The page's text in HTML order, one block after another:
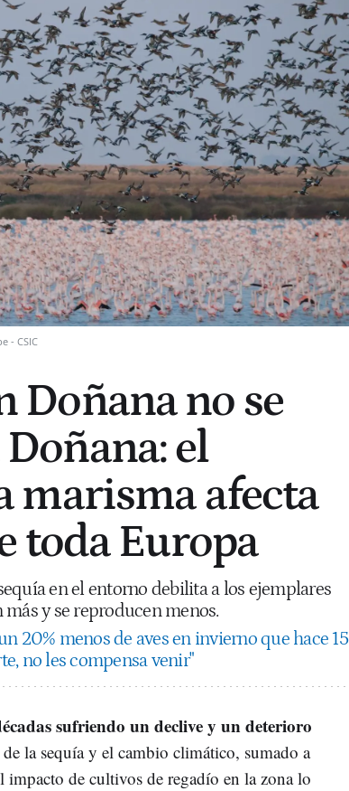
- CSIC
Doñana no se
el
marisma afecta
toda Europa
en el entorno debilita a los ejemplares
y se reproducen menos.
20% menos de aves en invierno que hace 15
no les compensa venir"
sufriendo un declive y un deterioro
la sequía y el cambio climático, sumado a
de cultivos de regadío en la zona lo